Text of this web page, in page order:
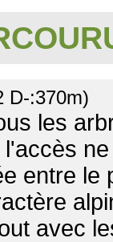
D-:370m)
les
entre le
avec